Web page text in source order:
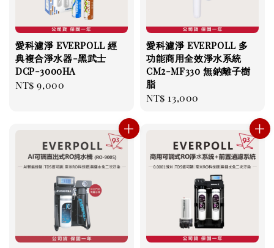
愛科濾淨 EVERPOLL 經
典複合淨水器-黑武士
DCP-3000HA
Regular
NT$ 9,000
愛科濾淨 EVERPOLL 多
功能商用全效淨水系統
CM2-MF330 無鈉離子樹
脂
Regular
NT$ 13,000